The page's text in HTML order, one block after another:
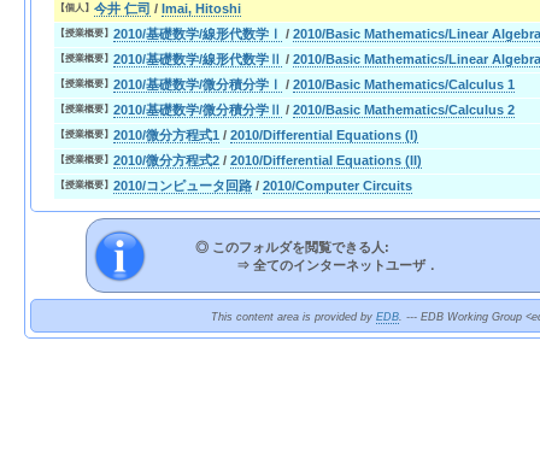
【個人】 今井 仁司 / Imai, Hitoshi
【授業概要】 2010/基礎数学/線形代数学Ⅰ / 2010/Basic Mathematics/Linear
【授業概要】 2010/基礎数学/線形代数学Ⅱ / 2010/Basic Mathematics/Linear
【授業概要】 2010/基礎数学/微分積分学Ⅰ / 2010/Basic Mathematics/Calculus 1
【授業概要】 2010/基礎数学/微分積分学Ⅱ / 2010/Basic Mathematics/Calculus 2
【授業概要】 2010/微分方程式1 / 2010/Differential Equations (I)
【授業概要】 2010/微分方程式2 / 2010/Differential Equations (II)
【授業概要】 2010/コンピュータ回路 / 2010/Computer Circuits
◎ このフォルダを閲覧できる人:
⇒ 全てのインターネットユーザ．
This content area is provided by EDB. --- EDB Working Group